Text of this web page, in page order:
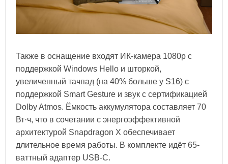
Также в оснащение входят ИК-камера 1080p с
поддержкой Windows Hello и шторкой,
увеличенный тачпад (на 40% больше у S16) с
поддержкой Smart Gesture и звук с сертификацией
Dolby Atmos. Ёмкость аккумулятора составляет 70
Вт·ч, что в сочетании с энергоэффективной
архитектурой Snapdragon X обеспечивает
длительное время работы. В комплекте идёт 65-
ваттный адаптер USB-C.